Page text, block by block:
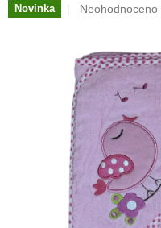
Novinka
Průměrné
je
0,0
z
hvězdiček.
Neohodnoceno